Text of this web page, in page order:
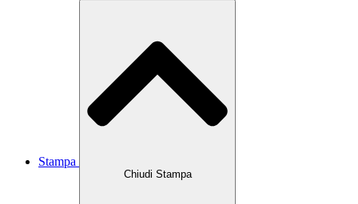
Stampa
Chiudi Stampa